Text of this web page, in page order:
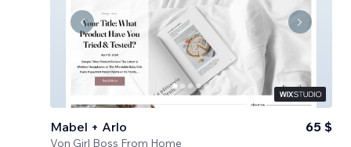
Mabel + Arlo
Von Girl Boss From Home
65 $